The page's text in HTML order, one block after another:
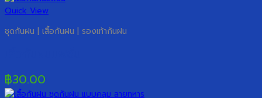
Quick View
ชุดกันฝน | เสื้อกันฝน | รองเท้ากันฝน
฿30.00